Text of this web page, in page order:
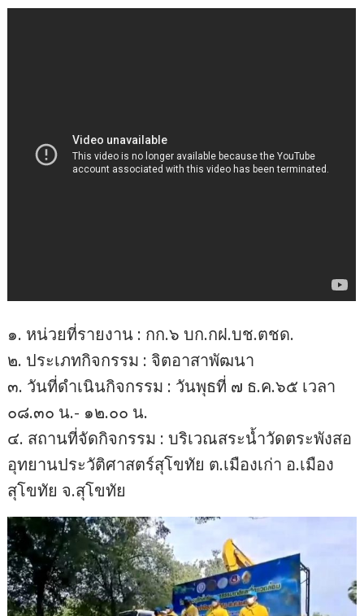
๑. หน่วยที่รายงาน : กก.๖ บก.กฝ.บช.ตชด.
๒. ประเภทกิจกรรม : จิตอาสาพัฒนา
๓. วันที่ดำเนินกิจกรรม : วันพุธที่ ๗ ธ.ค.๖๕ เวลา
๐๘.๓๐ น.- ๑๒.๐๐ น.
๔. สถานที่จัดกิจกรรม : บริเวณสระน้ำวัดตระพังสอ
อุทยานประวัติศาสตร์สุโขทัย ต.เมืองเก่า อ.เมือง
สุโขทัย จ.สุโขทัย